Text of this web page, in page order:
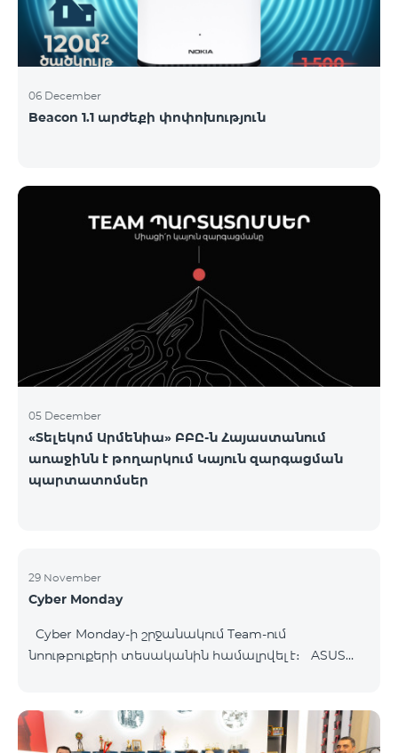
06 December
Beacon 1.1 արժեքի փոփոխություն
05 December
«Տելեկոմ Արմենիա» ԲԲԸ-ն Հայաստանում
առաջինն է թողարկում Կայուն զարգացման
պարտատոմսեր
29 November
Cyber Monday
Cyber Monday-ի շրջանակում Team-ում
նոութբուքերի տեսականին համալրվել է։ ASUS
֏ ASUS X1504V - 264 000 ֏ | ամսական սկսած՝ 5
500 ֏ ASUS E1504G - 175 000 ֏ | ամսական սկսած՝